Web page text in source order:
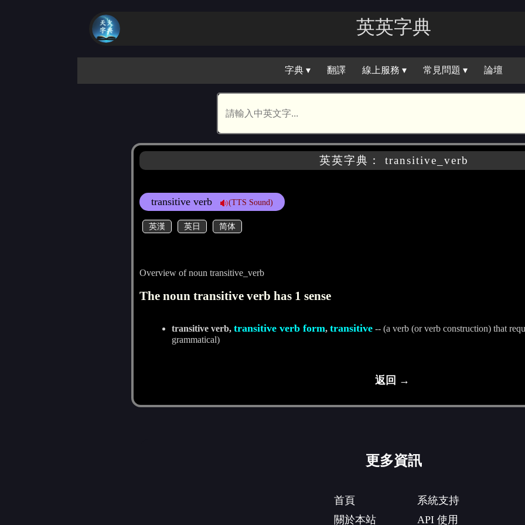
英英字典
字典 ▾ 翻譯 線上服務 ▾ 常見問題 ▾ 論壇
英英字典： transitive_verb
transitive verb (TTS Sound)
英漢 英日 简体
Overview of noun transitive_verb
The noun transitive verb has 1 sense
transitive verb, transitive verb form, transitive-- (a verb (or verb construction) that
grammatical)
返回 →
更多資訊
首頁
關於本站
系統支持
API 使用